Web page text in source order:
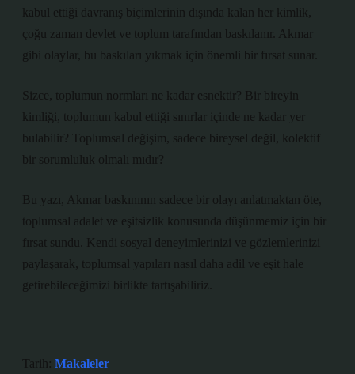
kabul ettiği davranış biçimlerinin dışında kalan her kimlik,
çoğu zaman devlet ve toplum tarafından baskılanır. Akmar
gibi olaylar, bu baskıları yıkmak için önemli bir fırsat sunar.
Sizce, toplumun normları ne kadar esnektir? Bir bireyin
kimliği, toplumun kabul ettiği sınırlar içinde ne kadar yer
bulabilir? Toplumsal değişim, sadece bireysel değil, kolektif
bir sorumluluk olmalı mıdır?
Bu yazı, Akmar baskınının sadece bir olayı anlatmaktan öte,
toplumsal adalet ve eşitsizlik konusunda düşünmemiz için bir
fırsat sundu. Kendi sosyal deneyimlerinizi ve gözlemlerinizi
paylaşarak, toplumsal yapıları nasıl daha adil ve eşit hale
getirebileceğimizi birlikte tartışabiliriz.
Tarih: Makaleler